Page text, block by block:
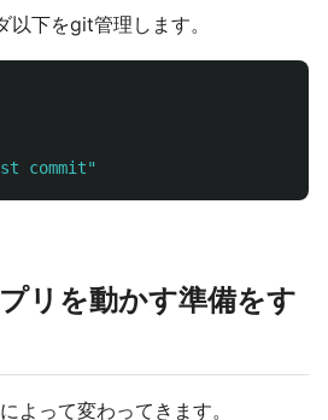
下をgit管理します。
commit"
リを動かす準備をす
よって変わってきます。